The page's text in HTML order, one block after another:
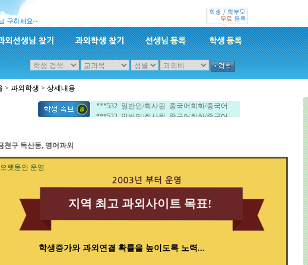
> 과외학생 > 상세내용
***532 일반인/회사원 중국어회화/중국어
***532 일반인/회사원 중국어회화/중국어
천구 독산동, 영어과외
오랫동안 운영
지역 최고 과외사이트 목표!
학생증가와 과외연결 확률을 높이도록 노력...